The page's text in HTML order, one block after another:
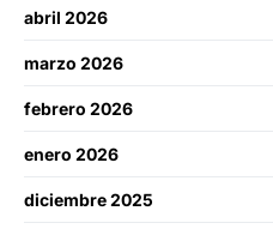
abril 2026
marzo 2026
febrero 2026
enero 2026
diciembre 2025